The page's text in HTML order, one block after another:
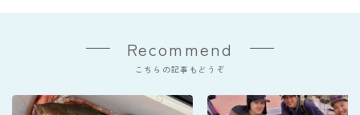
Recommend
こちらの記事もどうぞ